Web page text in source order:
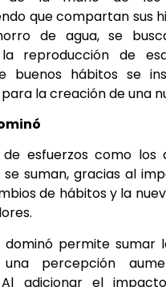
que compartan sus
de agua, se
reproducción de
buenos hábitos se
la creación de una
esfuerzos como los
se suman, gracias al
de hábitos y la
dominó permite sumar
una percepción
Al adicionar el